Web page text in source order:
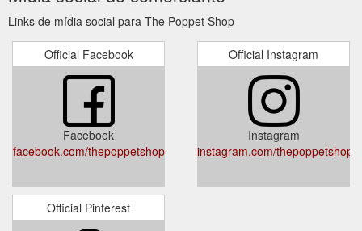
Links de mídia social para The Poppet Shop
Official Facebook
Facebook
facebook.com/thepoppetshop
Official Instagram
Instagram
instagram.com/thepoppetshop
Official Pinterest